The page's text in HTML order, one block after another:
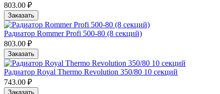
803.00 ₽
Заказать
Радиатор Rommer Profi 500-80 (8 секций)
803.00 ₽
Заказать
Радиатор Royal Thermo Revolution 350/80 10 cекций
743.00 ₽
Заказать